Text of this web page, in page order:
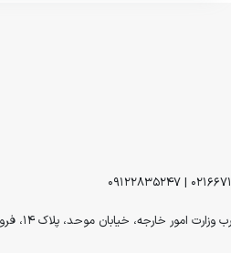
خارجه، خیابان موحد، پلاک ۱۴، فروشگاه رنگپاشی